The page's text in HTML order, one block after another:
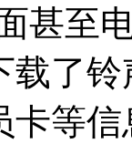
甚至
载了
卡等信